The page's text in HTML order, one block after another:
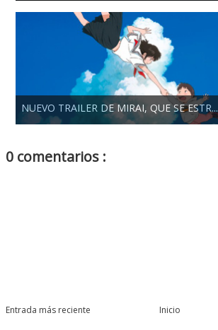
NUEVO TRAILER DE MIRAI, QUE SE ESTR...
0 comentarios :
Entrada más reciente Inicio